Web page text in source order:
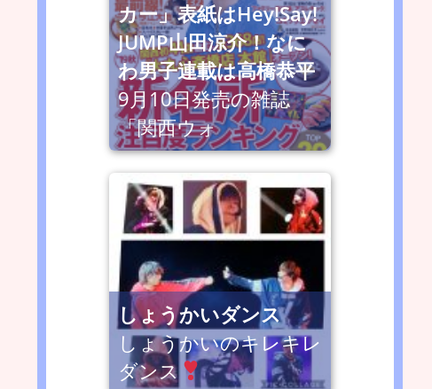
カー」表紙はHey!Say!
JUMP山田涼介！なに
わ男子連載は高橋恭平
9月10日発売の雑誌
「関西ウォ
しょうかいダンス
しょうかいのキレキレ
ダンス